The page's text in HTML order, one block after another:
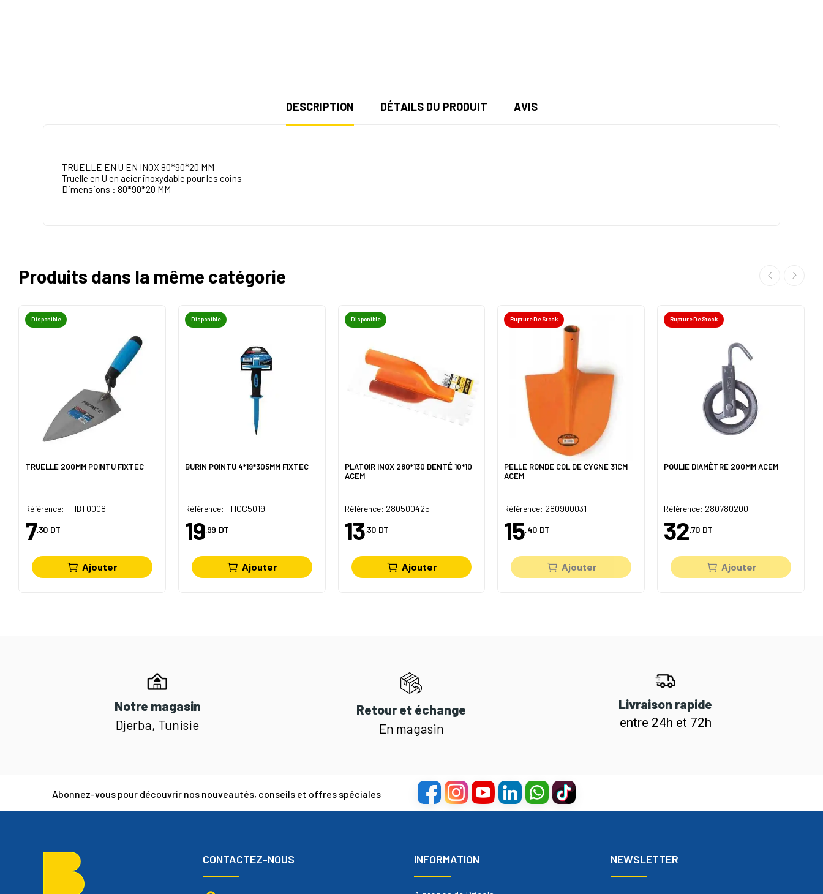
DESCRIPTION DÉTAILS DU PRODUIT AVIS
TRUELLE EN U EN INOX 80*90*20 MM
Truelle en U en acier inoxydable pour les coins
Dimensions : 80*90*20 MM
Produits dans la même catégorie
Disponible
TRUELLE 200MM POINTU FIXTEC
Référence: FHBT0008
7,30 DT
Ajouter
Disponible
BURIN POINTU 4*19*305MM FIXTEC
Référence: FHCC5019
19,99 DT
Ajouter
Disponible
PLATOIR INOX 280*130 DENTÉ 10*10
ACEM
Référence: 280500425
13,30 DT
Ajouter
Rupture De Stock
PELLE RONDE COL DE CYGNE 31CM
ACEM
Référence: 280900031
15,40 DT
Ajouter
Rupture De Stock
POULIE DIAMÈTRE 200MM ACEM
Référence: 280780200
32,70 DT
Ajouter
Notre magasin
Djerba, Tunisie
Retour et échange
En magasin
Livraison rapide
entre 24h et 72h
Abonnez-vous pour découvrir nos nouveautés, conseils et offres spéciales
CONTACTEZ-NOUS INFORMATION NEWSLETTER